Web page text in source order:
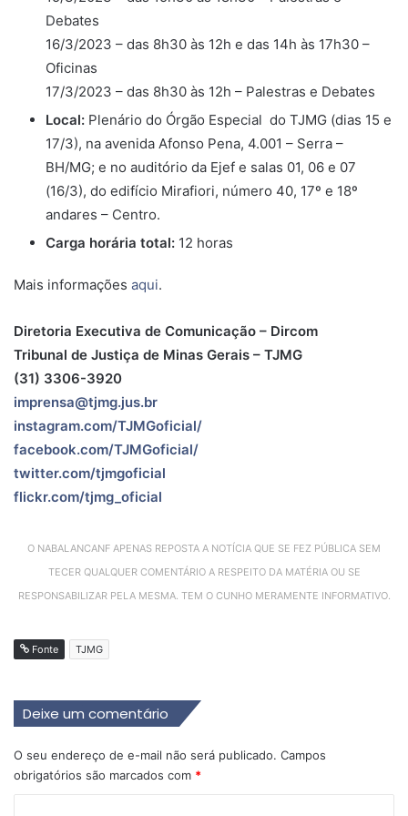
Debates
16/3/2023 – das 8h30 às 12h e das 14h às 17h30 –
Oficinas
17/3/2023 – das 8h30 às 12h – Palestras e Debates
Local: Plenário do Órgão Especial do TJMG (dias 15 e
17/3), na avenida Afonso Pena, 4.001 – Serra –
BH/MG; e no auditório da Ejef e salas 01, 06 e 07
(16/3), do edifício Mirafiori, número 40, 17º e 18º
andares – Centro.
Carga horária total: 12 horas
Mais informações aqui.
Diretoria Executiva de Comunicação – Dircom
Tribunal de Justiça de Minas Gerais – TJMG
(31) 3306-3920
imprensa@tjmg.jus.br
instagram.com/TJMGoficial/
facebook.com/TJMGoficial/
twitter.com/tjmgoficial
flickr.com/tjmg_oficial
O NABALANCANF APENAS REPOSTA A NOTÍCIA QUE SE FEZ PÚBLICA SEM
TECER QUALQUER COMENTÁRIO A RESPEITO DA MATÉRIA OU SE
RESPONSABILIZAR PELA MESMA. TEM O CUNHO MERAMENTE INFORMATIVO.
Fonte TJMG
Deixe um comentário
O seu endereço de e-mail não será publicado. Campos
obrigatórios são marcados com *